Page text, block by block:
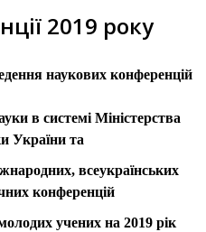
2019 року
наукових конференцій
в системі Міністерства
України та
всеукраїнських
конференцій
учених на 2019 рік